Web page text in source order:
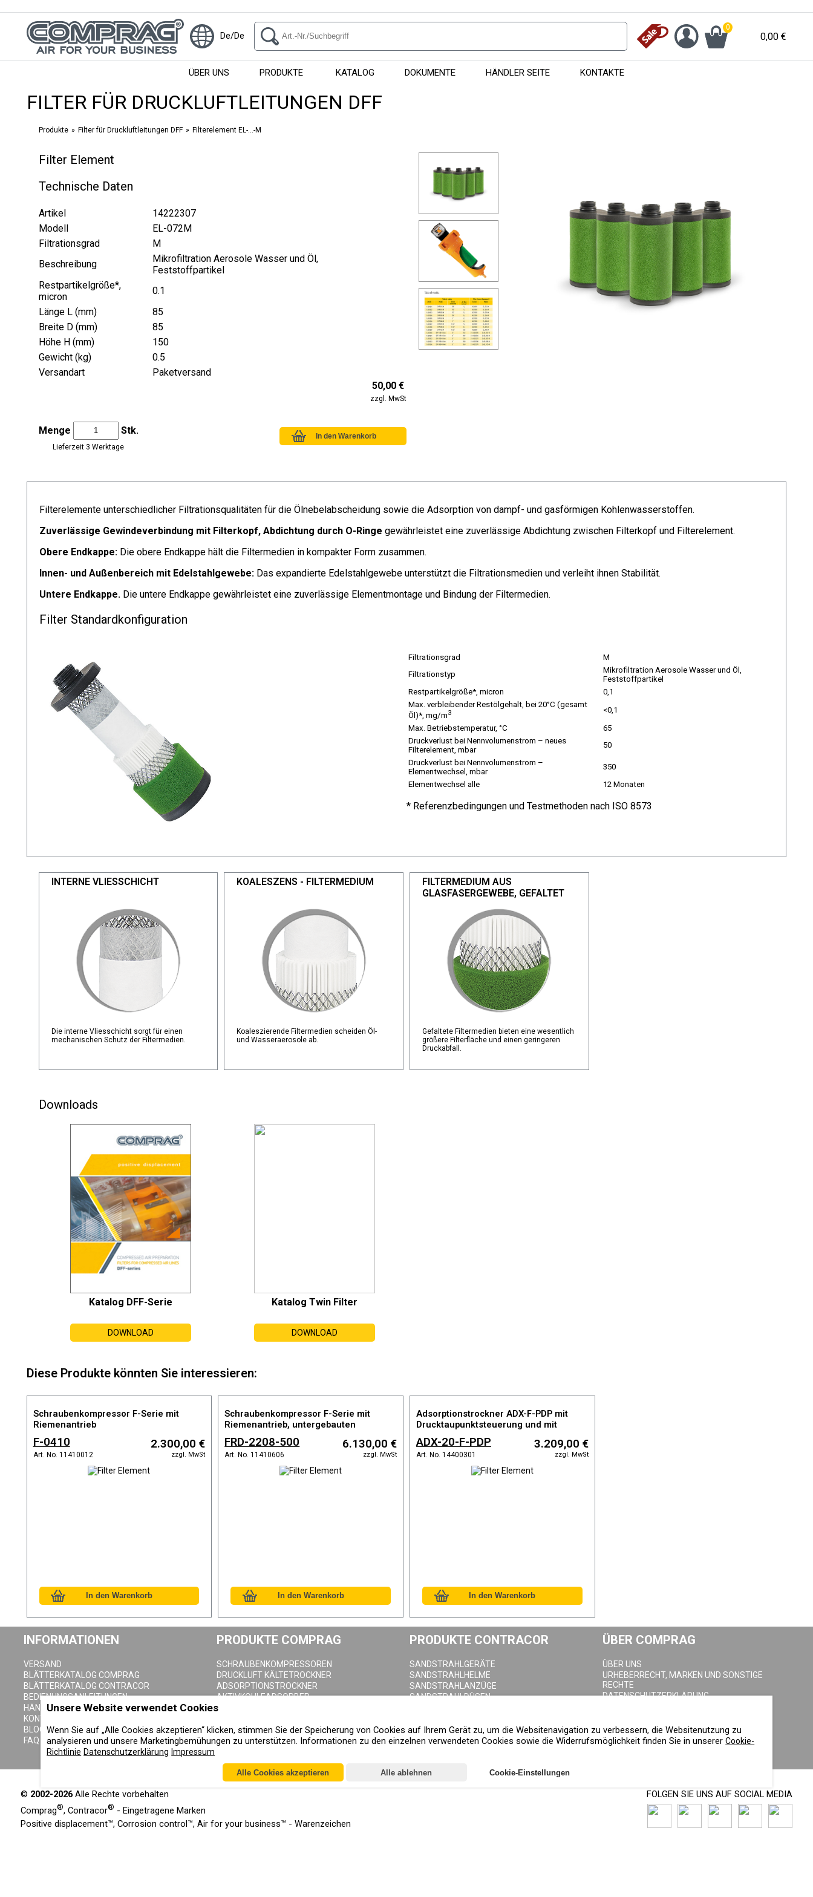
De/De
0
0,00 €
ÜBER UNS PRODUKTE KATALOG DOKUMENTE HÄNDLER SEITE KONTAKTE
FILTER FÜR DRUCKLUFTLEITUNGEN DFF
Produkte Filter für Druckluftleitungen DFF Filterelement EL-...-M
Filter Element
Technische Daten
Artikel
14222307
Modell
EL-072M
Filtrationsgrad
М
Beschreibung
Mikrofiltration Aerosole Wasser und Öl,
Feststoffpartikel
Restpartikelgröße*,
micron
0.1
Länge L (mm)
85
Breite D (mm)
85
Höhe H (mm)
150
Gewicht (kg)
0.5
Versandart
Paketversand
50,00 €
zzgl. MwSt
Menge Stk.
Lieferzeit 3 Werktage
Filterelemente unterschiedlicher Filtrationsqualitäten für die Ölnebelabscheidung sowie die Adsorption von dampf- und gasförmigen Kohlenwasserstoffen.
Zuverlässige Gewindeverbindung mit Filterkopf, Abdichtung durch O-Ringe gewährleistet eine zuverlässige Abdichtung zwischen Filterkopf und Filterelement.
Obere Endkappe:Die obere Endkappe hält die Filtermedien in kompakter Form zusammen.
Innen- und Außenbereich mit Edelstahlgewebe:Das expandierte Edelstahlgewebe unterstützt die Filtrationsmedien und verleiht ihnen Stabilität.
Untere Endkappe.Die untere Endkappe gewährleistet eine zuverlässige Elementmontage und Bindung der Filtermedien.
Filter Standardkonfiguration
Filtrationsgrad
M
Filtrationstyp
Mikrofiltration Aerosole Wasser und Öl,
Feststoffpartikel
Restpartikelgröße*, micron
0,1
Max. verbleibender Restölgehalt, bei 20°C (gesamt
Öl)*, mg/m3
<0,1
Max. Betriebstemperatur, °C
65
Druckverlust bei Nennvolumenstrom – neues
Filterelement, mbar
50
Druckverlust bei Nennvolumenstrom –
Elementwechsel, mbar
350
Elementwechsel alle
12 Monaten
* Referenzbedingungen und Testmethoden nach ISO 8573
INTERNE VLIESSCHICHT
Die interne Vliesschicht sorgt für einen
mechanischen Schutz der Filtermedien.
KOALESZENS - FILTERMEDIUM
Koaleszierende Filtermedien scheiden Öl-
und Wasseraerosole ab.
FILTERMEDIUM AUS
GLASFASERGEWEBE, GEFALTET
Gefaltete Filtermedien bieten eine wesentlich
größere Filterfläche und einen geringeren
Druckabfall.
Downloads
Katalog DFF-Serie
DOWNLOAD
Katalog Twin Filter
DOWNLOAD
Diese Produkte könnten Sie interessieren:
Schraubenkompressor F-Serie mit
Riemenantrieb
F-0410
Art. No. 11410012
2.300,00 €
zzgl. MwSt
Schraubenkompressor F-Serie mit
Riemenantrieb, untergebauten
Druckbehälter und Druckluft
Kältetrockner
FRD-2208-500
Art. No. 11410606
6.130,00 €
zzgl. MwSt
Adsorptionstrockner ADX-F-PDP mit
Drucktaupunktsteuerung und mit
vorinstallierten Vor- und Nachfiltern,
Taupunkt bis max. -40°C
ADX-20-F-PDP
Art. No. 14400301
3.209,00 €
zzgl. MwSt
INFORMATIONEN
VERSAND
BLÄTTERKATALOG COMPRAG
BLÄTTERKATALOG CONTRACOR
BEDIENUNGSANLEITUNGEN
HÄNDLER SEITE
KONTAKTE
BLOG
FAQ
PRODUKTE COMPRAG
SCHRAUBENKOMPRESSOREN
DRUCKLUFT KÄLTETROCKNER
ADSORPTIONSTROCKNER
AKTIVKOHLEADSORBER
DRUCKLUFTFILTER
DRUCKLUFTBEHÄLTER
KONDENSAT-ABLASSVENTILE
PRODUKTE CONTRACOR
SANDSTRAHLGERÄTE
SANDSTRAHLHELME
SANDSTRAHLANZÜGE
SANDSTRAHLDÜSEN
SANDSTRAHLKABINEN
ÜBER COMPRAG
ÜBER UNS
URHEBERRECHT, MARKEN UND SONSTIGE
RECHTE
DATENSCHUTZERKLÄRUNG
© 2002-2026Alle Rechte vorbehalten
Comprag®, Contracor® - Eingetragene Marken
Positive displacement™, Corrosion control™, Air for your business™ - Warenzeichen
FOLGEN SIE UNS AUF SOCIAL MEDIA
Unsere Website verwendet Cookies
Wenn Sie auf „Alle Cookies akzeptieren“ klicken, stimmen Sie der Speicherung von Cookies auf Ihrem Gerät zu, um die Websitenavigation zu verbessern, die Websitenutzung zu
analysieren und unsere Marketingbemühungen zu unterstützen. Informationen zu den einzelnen verwendeten Cookies sowie die Widerrufsmöglichkeit finden Sie in unsererCookie-
Richtlinie Datenschutzerklärung Impressum
Alle Cookies akzeptieren Alle ablehnen Cookie-Einstellungen